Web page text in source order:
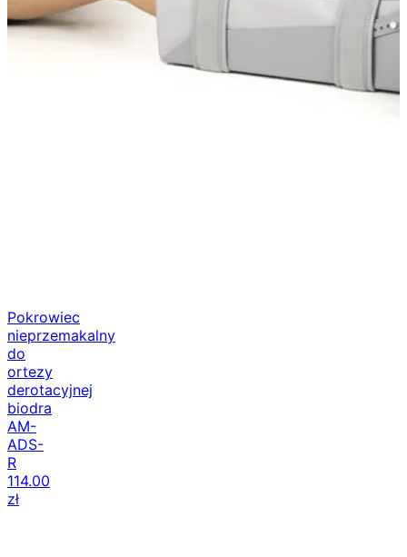
Pokrowiec
nieprzemakalny
do
ortezy
derotacyjnej
biodra
AM-
ADS-
R
114.00
zł